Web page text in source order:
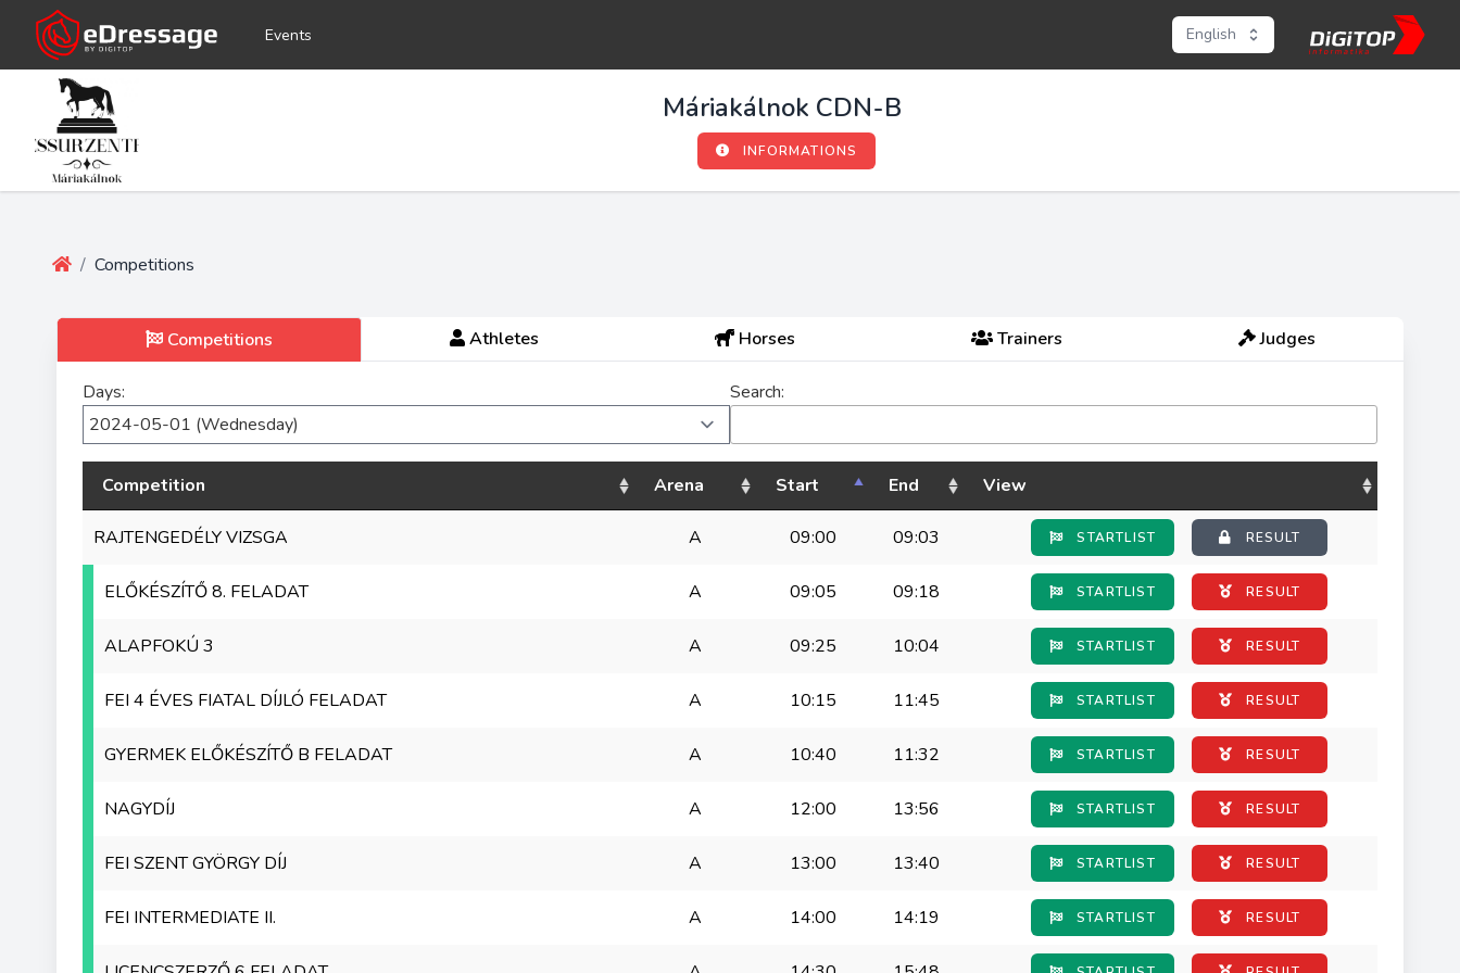
Events English
Máriakálnok CDN-B
INFORMATIONS
/ Competitions
Competitions Athletes Horses Trainers Judges
Days: Search:
Competition Arena Start End View
RAJTENGEDÉLY VIZSGA A 09:00 09:03 STARTLIST RESULT
ELŐKÉSZÍTŐ 8. FELADAT A 09:05 09:18 STARTLIST RESULT
ALAPFOKÚ 3 A 09:25 10:04 STARTLIST RESULT
FEI 4 ÉVES FIATAL DÍJLÓ FELADAT A 10:15 11:45 STARTLIST RESULT
GYERMEK ELŐKÉSZÍTŐ B FELADAT A 10:40 11:32 STARTLIST RESULT
NAGYDÍJ A 12:00 13:56 STARTLIST RESULT
FEI SZENT GYÖRGY DÍJ A 13:00 13:40 STARTLIST RESULT
FEI INTERMEDIATE II. A 14:00 14:19 STARTLIST RESULT